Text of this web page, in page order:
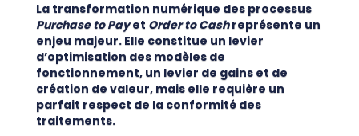
La transformation numérique des processus
Purchase to Payet Order to Cashreprésente un
enjeu majeur. Elle constitue un levier
d’optimisation des modèles de
fonctionnement, un levier de gains et de
création de valeur, mais elle requière un
parfait respect de la conformité des
traitements.